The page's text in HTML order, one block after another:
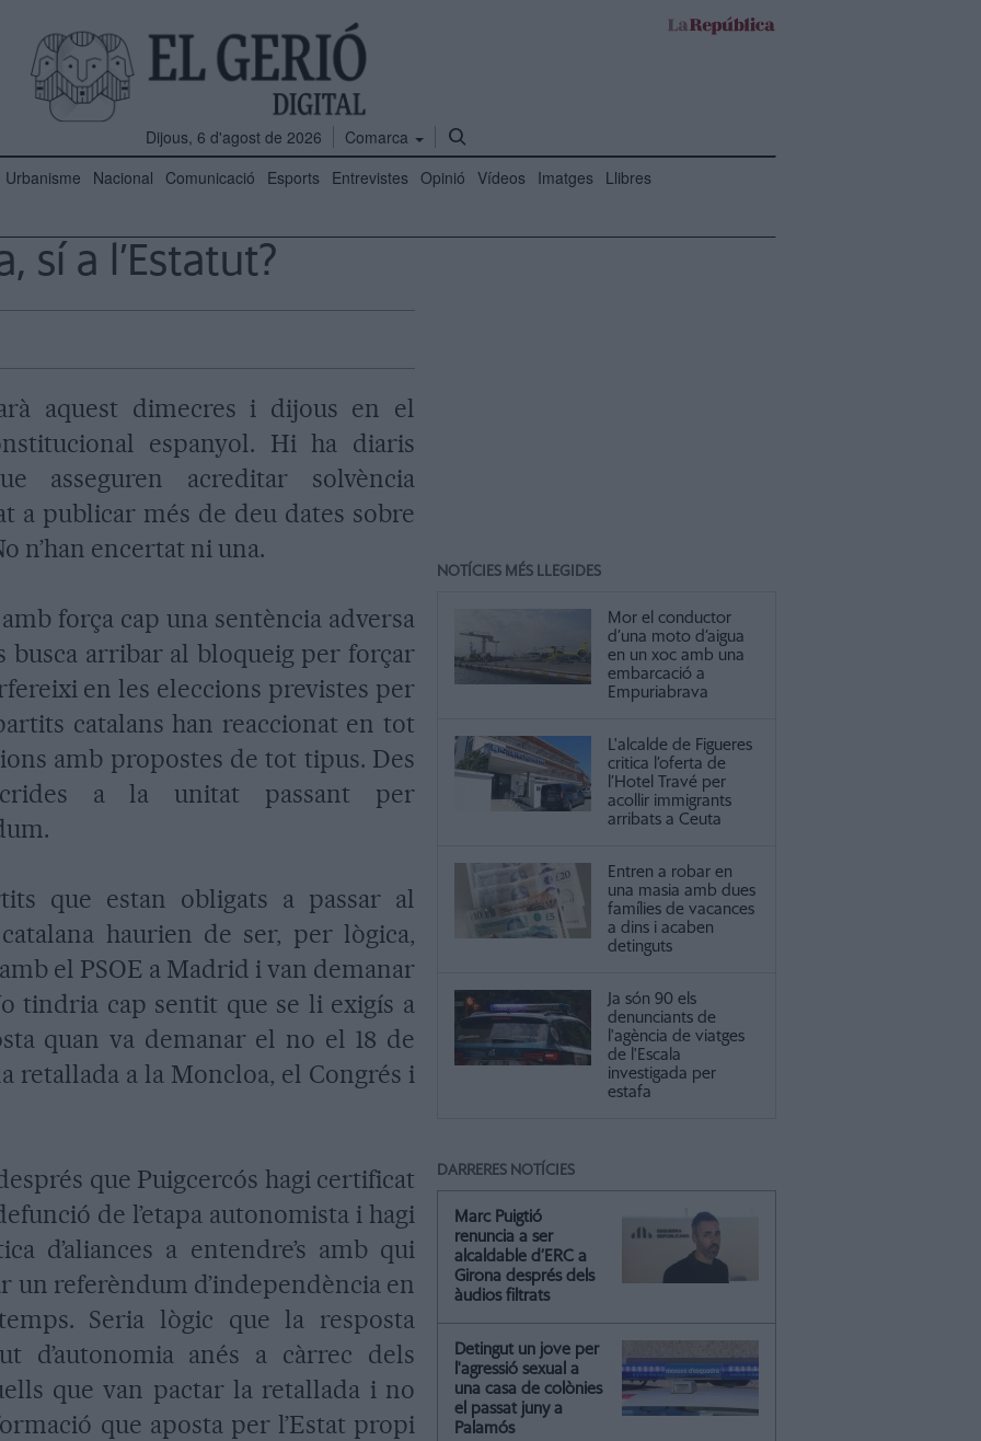
Dijous, 6 d'agost de 2026
Comarca
Urbanisme Nacional Comunicació Esports Entrevistes Opinió Vídeos Imatges Llibres
sí a l’Estatut?
aquest dimecres i dijous en el
espanyol. Hi ha diaris
asseguren acreditar solvència
a publicar més de deu dates sobre
n’han encertat ni una.
força cap una sentència adversa
busca arribar al bloqueig per forçar
en les eleccions previstes per
catalans han reaccionat en tot
amb propostes de tot tipus. Des
a la unitat passant per
que estan obligats a passar al
haurien de ser, per lògica,
el PSOE a Madrid i van demanar
tindria cap sentit que se li exigís a
quan va demanar el no el 18 de
retallada a la Moncloa, el Congrés i
que Puigcercós hagi certificat
de l’etapa autonomista i hagi
d’aliances a entendre’s amb qui
un referèndum d’independència en
Seria lògic que la resposta
d’autonomia anés a càrrec dels
que van pactar la retallada i no
que aposta per l’Estat propi
NOTÍCIES MÉS LLEGIDES
Mor el conductor
d’una moto d’aigua
en un xoc amb una
embarcació a
Empuriabrava
L'alcalde de Figueres
critica l’oferta de
l’Hotel Travé per
acollir immigrants
arribats a Ceuta
Entren a robar en
una masia amb dues
famílies de vacances
a dins i acaben
detinguts
Ja són 90 els
denunciants de
l'agència de viatges
de l'Escala
investigada per
estafa
DARRERES NOTÍCIES
Marc Puigtió
renuncia a ser
alcaldable d’ERC a
Girona després dels
àudios filtrats
Detingut un jove per
l'agressió sexual a
una casa de colònies
el passat juny a
Palamós